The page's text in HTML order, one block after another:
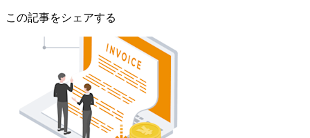
この記事をシェアする